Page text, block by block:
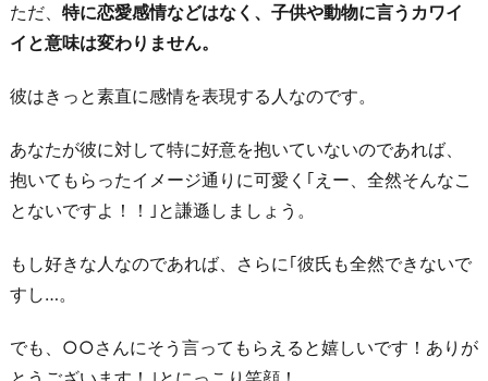
う
だ
な
彼
氏
の
無
を
ただ、 特に恋愛感情などはなく、子供や動物に言うカワイ
イと意味は変わりません。
彼はきっと素直に感情を表現する人なのです。
あなたが彼に対して特に好意を抱いていないのであれば、
抱いてもらったイメージ通りに可愛く｢えー、全然そんなこ
とないですよ！！｣と謙遜しましょう。
もし好きな人なのであれば、さらに｢彼氏も全然できないで
すし…。
でも、○○さんにそう言ってもらえると嬉しいです！ありが